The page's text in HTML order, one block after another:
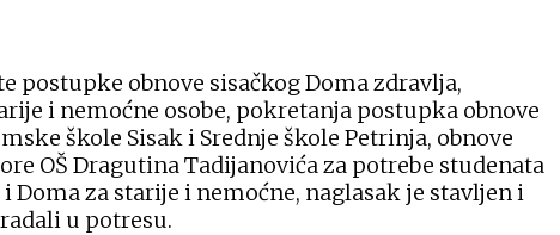
postupke obnove sisačkog Doma zdravlja,
i nemoćne osobe, pokretanja postupka obnove
škole Sisak i Srednje škole Petrinja, obnove
OŠ Dragutina Tadijanovića za potrebe studenata
za starije i nemoćne, naglasak je stavljen i
u potresu.